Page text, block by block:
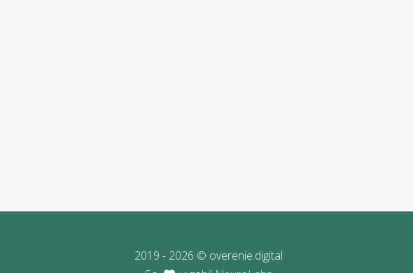
2019 - 2026 © overenie.digital